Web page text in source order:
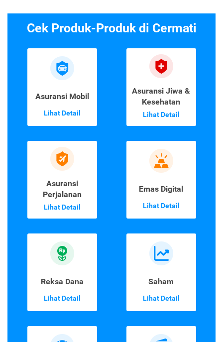
Cek Produk-Produk di Cermati
Asuransi Mobil
Lihat Detail
Asuransi Jiwa &
Kesehatan
Lihat Detail
Asuransi
Perjalanan
Lihat Detail
Emas Digital
Lihat Detail
Reksa Dana
Lihat Detail
Saham
Lihat Detail